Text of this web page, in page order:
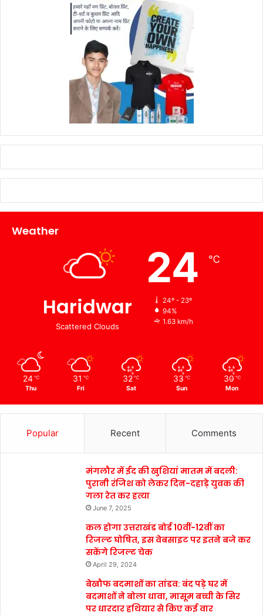
Weather
Haridwar
Scattered Clouds
24 ℃
24º - 23º
94%
1.63 km/h
24 ℃
Thu
31 ℃
Fri
32 ℃
Sat
33 ℃
Sun
30 ℃
Mon
Popular Recent Comments
मंगलौर में ईद की खुशियां मातम में बदली:
पुरानी रंजिश को लेकर दिन-दहाड़े युवक की
गला रेत कर हत्या
June 7, 2025
कल होगा उत्तराखंड बोर्ड 10वीं-12वीं का
रिजल्ट घोषित, इस वेबसाइट पर इतने बजे कर
सकेंगे रिजल्ट चेक
April 29, 2024
बेखौफ बदमाशों का तांडव: बंद पड़े घर में
बदमाशों ने बोला धावा, मासूम बच्ची के सिर
पर धारदार हथियार से किए कई वार